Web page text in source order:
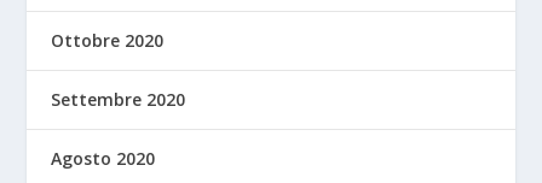
Ottobre 2020
Settembre 2020
Agosto 2020